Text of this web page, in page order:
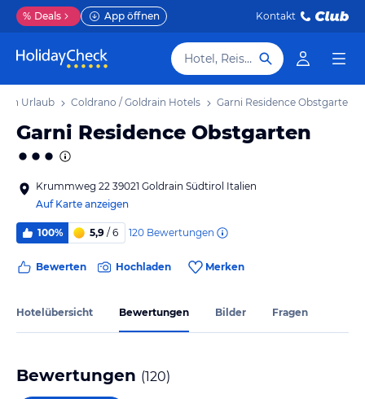
% Deals App öffnen Kontakt
Hotel, Reiseziel
Urlaub Coldrano / Goldrain Hotels Garni Residence Obstgarten
Garni Residence Obstgarten
Krummweg 22 39021 Goldrain Südtirol Italien
Auf Karte anzeigen
100% 5,9 / 6 120 Bewertungen
Bewerten Hochladen Merken
Hotelübersicht Bewertungen Bilder Fragen
Bewertungen (120)